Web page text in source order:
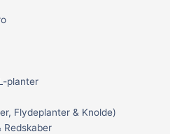
planter
Flydeplanter & Knolde)
Redskaber